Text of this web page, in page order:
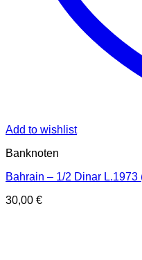
Add to wishlist
Banknoten
Bahrain – 1/2 Dinar L.1973
30,00 €